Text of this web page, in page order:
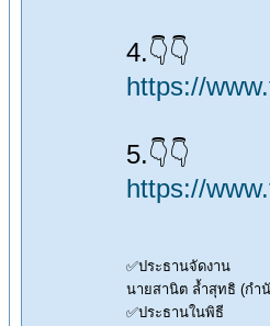
4.👇👇
https://
5.👇👇
https://
✅ประธานจัดงาน
นายสานิต ล้ำสุทธิ (กำ
✅ประธานในพิธี